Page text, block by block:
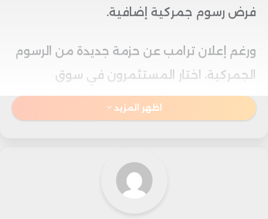
فرض رسوم جمركية إضافية.
ورغم إعلان ترامب عن حزمة جديدة من الرسوم
الجمركية، اختار المستثمرون في سوق
العملات الرقمية التركيز على عوامل السوق
الداخلية والطلب المضاربي، متجاهلين نسبياً
السلع والعملات التقليدية.
اظهر المزيد